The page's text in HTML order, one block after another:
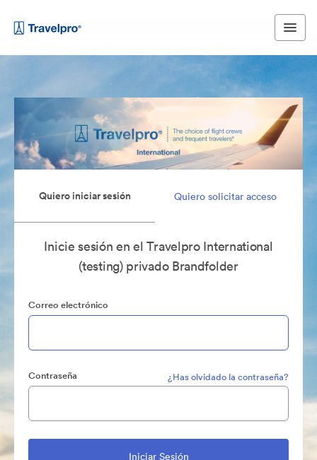
Quiero iniciar sesión Quiero solicitar acceso
Inicie sesión en el Travelpro International
(testing) privado Brandfolder
Correo electrónico
Contraseña ¿Has olvidado la contraseña?